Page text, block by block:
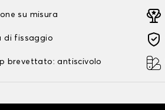
su misura
di fissaggio
brevettato: antiscivolo